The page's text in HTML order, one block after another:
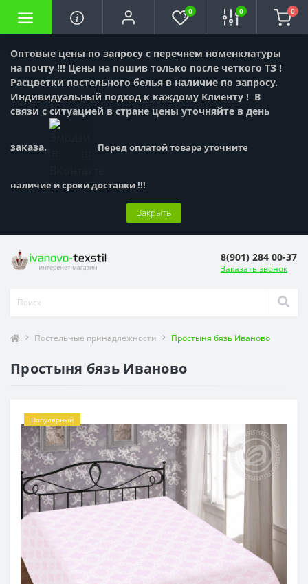
Оптовые цены по запросу с перечнем номенклатуры
на почту !!! Цены на пошив только после четкого ТЗ !
Расцветки постельного белья в наличие по запросу.
Индивидуальный подход к каждому Клиенту ! В
связи с ситуацией в стране цены уточняйте в день
заказа. Перед оплатой товара уточните
наличие и сроки доставки !!!
Закрыть
0 0 0
8(901) 284 00-37
Заказать звонок
Постельные принадлежности Простыня бязь Иваново
Простыня бязь Иваново
Популярный